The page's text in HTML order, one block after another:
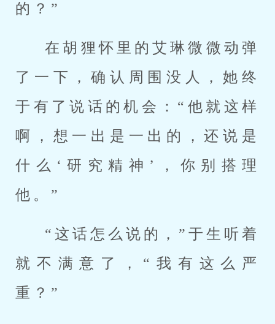
的？”
在胡狸怀里的艾琳微微动弹
了一下，确认周围没人，她终
于有了说话的机会：“他就这样
啊，想一出是一出的，还说是
什么‘研究精神’，你别搭理
他。”
“这话怎么说的，”于生听着
就不满意了，“我有这么严
重？”